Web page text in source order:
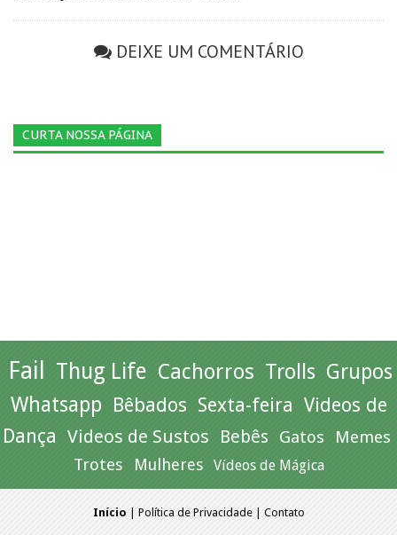
DEIXE UM COMENTÁRIO
CURTA NOSSA PÁGINA
Fail Thug Life Cachorros Trolls Grupos
Whatsapp Bêbados Sexta-feira Videos de
Dança Videos de Sustos Bebês Gatos Memes
Trotes Mulheres Vídeos de Mágica
Início Política de Privacidade| Contato